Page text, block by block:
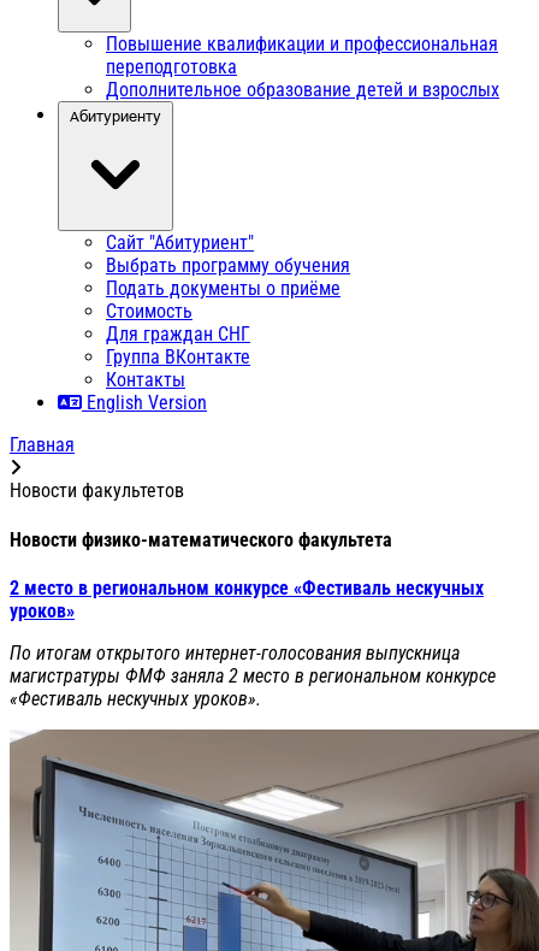
Повышение квалификации и профессиональная
переподготовка
Дополнительное образование детей и взрослых
Абитуриенту
Сайт "Абитуриент"
Выбрать программу обучения
Подать документы о приёме
Стоимость
Для граждан СНГ
Группа ВКонтакте
Контакты
English Version
Главная
Новости факультетов
Новости физико-математического факультета
2 место в региональном конкурсе «Фестиваль нескучных
уроков»
По итогам открытого интернет-голосования выпускница
магистратуры ФМФ заняла 2 место в региональном конкурсе
«Фестиваль нескучных уроков».